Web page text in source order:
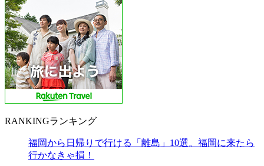
RANKINGランキング
福岡から日帰りで行ける「離島」10選。福岡に来たら
行かなきゃ損！